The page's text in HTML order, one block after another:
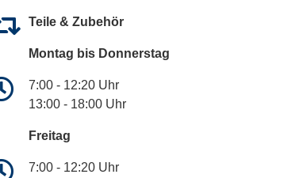
Teile & Zubehör
Montag bis Donnerstag
7:00 - 12:20 Uhr
13:00 - 18:00 Uhr
Freitag
7:00 - 12:20 Uhr